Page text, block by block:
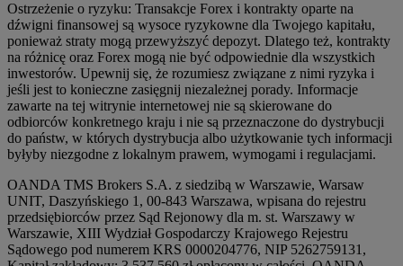
Ostrzeżenie o ryzyku: Transakcje Forex i kontrakty oparte na
dźwigni finansowej są wysoce ryzykowne dla Twojego kapitału,
ponieważ straty mogą przewyższyć depozyt. Dlatego też, kontrakty
na różnicę oraz Forex mogą nie być odpowiednie dla wszystkich
inwestorów. Upewnij się, że rozumiesz związane z nimi ryzyka i
jeśli jest to konieczne zasięgnij niezależnej porady. Informacje
zawarte na tej witrynie internetowej nie są skierowane do
odbiorców konkretnego kraju i nie są przeznaczone do dystrybucji
do państw, w których dystrybucja albo użytkowanie tych informacji
byłyby niezgodne z lokalnym prawem, wymogami i regulacjami.
OANDA TMS Brokers S.A. z siedzibą w Warszawie, Warsaw
UNIT, Daszyńskiego 1, 00-843 Warszawa, wpisana do rejestru
przedsiębiorców przez Sąd Rejonowy dla m. st. Warszawy w
Warszawie, XIII Wydział Gospodarczy Krajowego Rejestru
Sądowego pod numerem KRS 0000204776, NIP 5262759131,